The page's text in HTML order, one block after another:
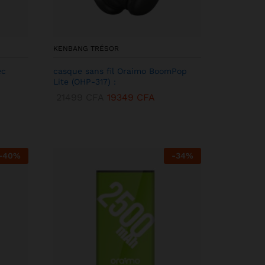
KENBANG TRÉSOR
casque sans fil Oraimo BoomPop
Lite (OHP-317) :
19349 CFA
40% -34%